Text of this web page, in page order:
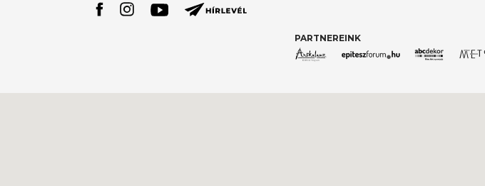
PARTNEREINK